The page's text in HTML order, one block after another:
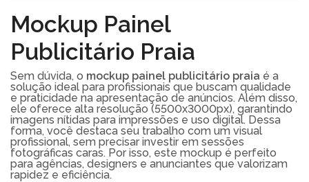
Mockup Painel
Publicitário Praia
Sem dúvida, o mockup painel publicitário praia é a
solução ideal para profissionais que buscam qualidade
e praticidade na apresentação de anúncios. Além disso,
ele oferece alta resolução (5500x3000px), garantindo
imagens nítidas para impressões e uso digital. Dessa
forma, você destaca seu trabalho com um visual
profissional, sem precisar investir em sessões
fotográficas caras. Por isso, este mockup é perfeito
para agências, designers e anunciantes que valorizam
rapidez e eficiência.